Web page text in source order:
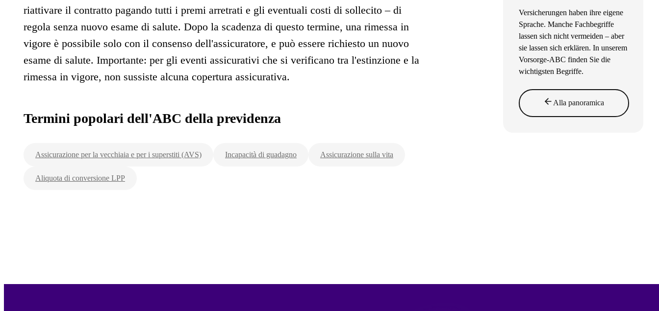
riattivare il contratto pagando tutti i premi arretrati e gli eventuali costi di sollecito – di
regola senza nuovo esame di salute. Dopo la scadenza di questo termine, una rimessa in
vigore è possibile solo con il consenso dell'assicuratore, e può essere richiesto un nuovo
esame di salute. Importante: per gli eventi assicurativi che si verificano tra l'estinzione e la
rimessa in vigore, non sussiste alcuna copertura assicurativa.
Termini popolari dell'ABC della previdenza
Assicurazione per la vecchiaia e per i superstiti (AVS) Incapacità di guadagno Assicurazione sulla vita
Aliquota di conversione LPP
Versicherungen haben ihre eigene
Sprache. Manche Fachbegriffe
lassen sich nicht vermeiden – aber
sie lassen sich erklären. In unserem
Vorsorge-ABC finden Sie die
wichtigsten Begriffe.
Alla panoramica